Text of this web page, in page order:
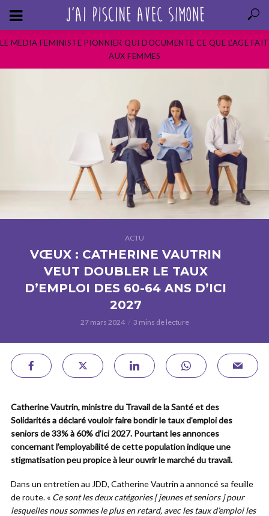
LE MEDIA FEMINISTE PIONNIER QUI DOCUMENTE CE QUE L’AGE FAIT
AUX FEMMES
ACTU
VŒUX : CATHERINE VAUTRIN
VEUT DOUBLER LE TAUX
D’EMPLOI DES 60-64 ANS D’ICI
2027
27 mars 2024 3 mins de lecture
Catherine Vautrin,ministre du Travail de la Santé et des
Solidarités a déclaré vouloir faire bondir le taux d’emploi des
seniors de 33% à 60% d’ici 2027. Pourtant les annonces
concernant l’employabilité de cette population indique une
stigmatisation peu propice à leur ouvrir le marché du travail.
Dans un entretien au JDD, Catherine Vautrin a annoncé sa feuille
de route. « Ce sont les deux catégories [ jeunes et seniors ] pour
lesquelles nous sommes le plus en retard, avec les taux d’emploi les